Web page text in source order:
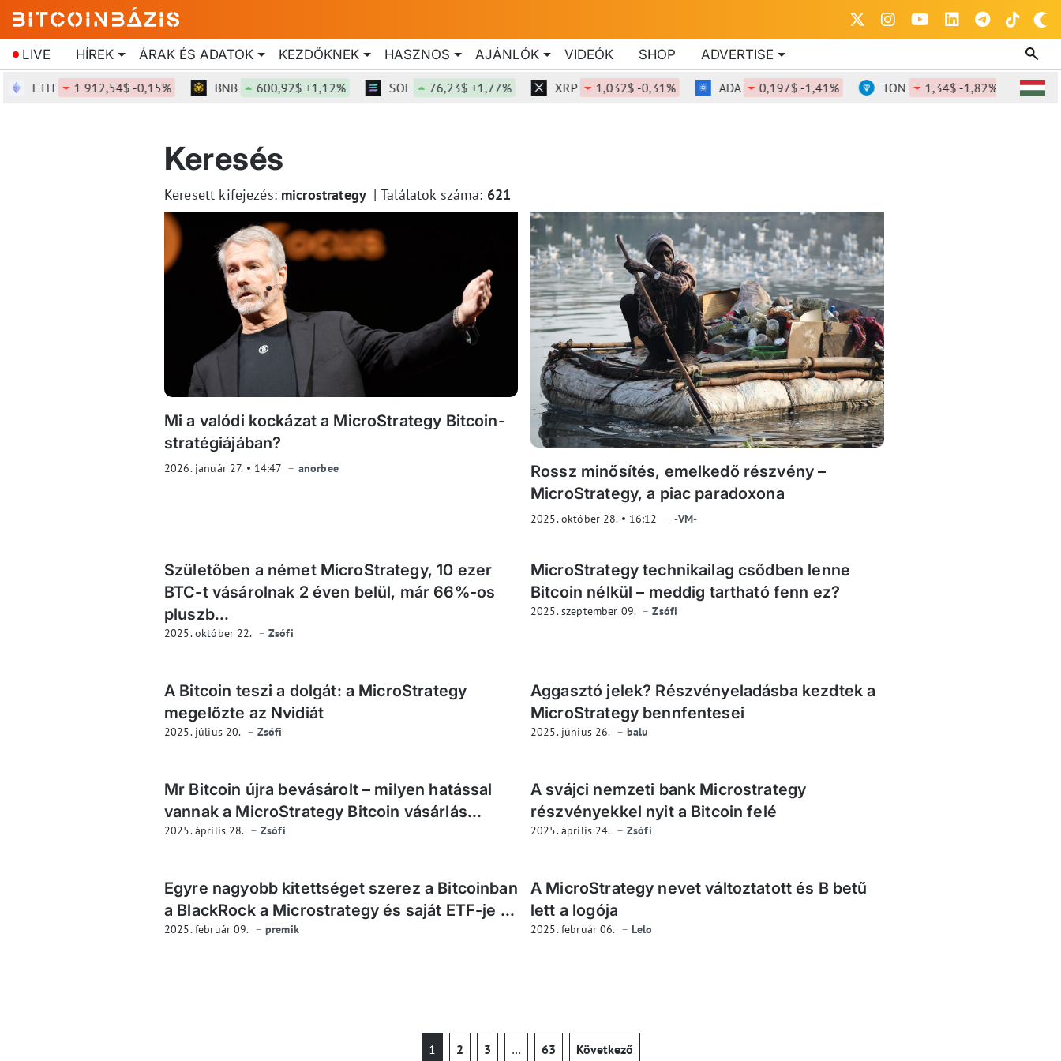
LIVE HÍREK ÁRAK ÉS ADATOK KEZDŐKNEK HASZNOS AJÁNLÓK VIDEÓK SHOP ADVERTISE
ETH 1 912,54$ -0,15% BNB 600,92$ +1,12% SOL 76,23$ +1,77% XRP 1,032$ -0,31% ADA 0,197$ -1,41% TON 1,34$ -1,82% DOT
Keresés
Keresett kifejezés: microstrategy Találatok száma: 621
Mi a valódi kockázat a MicroStrategy Bitcoin-
stratégiájában?
2026. január 27. 14:47 anorbee
Rossz minősítés, emelkedő részvény –
MicroStrategy, a piac paradoxona
2025. október 28. 16:12 -VM-
Születőben a német MicroStrategy, 10 ezer
BTC-t vásárolnak 2 éven belül, már 66%-os
pluszb...
2025. október 22. Zsófi
MicroStrategy technikailag csődben lenne
Bitcoin nélkül – meddig tartható fenn ez?
2025. szeptember 09. Zsófi
A Bitcoin teszi a dolgát: a MicroStrategy
megelőzte az Nvidiát
2025. július 20. Zsófi
Aggasztó jelek? Részvényeladásba kezdtek a
MicroStrategy bennfentesei
2025. június 26. balu
Mr Bitcoin újra bevásárolt – milyen hatással
vannak a MicroStrategy Bitcoin vásárlás...
2025. április 28. Zsófi
A svájci nemzeti bank Microstrategy
részvényekkel nyit a Bitcoin felé
2025. április 24. Zsófi
Egyre nagyobb kitettséget szerez a Bitcoinban
a BlackRock a Microstrategy és saját ETF-je ...
2025. február 09. premik
A MicroStrategy nevet változtatott és B betű
lett a logója
2025. február 06. Lelo
1 2 3 … 63 Következő